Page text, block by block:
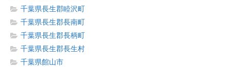
千葉県長生郡睦沢町
千葉県長生郡長南町
千葉県長生郡長柄町
千葉県長生郡長生村
千葉県館山市